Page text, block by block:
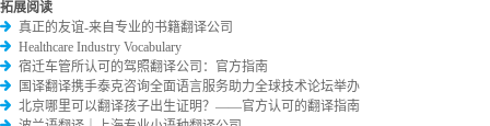
拓展阅读
真正的友谊-来自专业的书籍翻译公司
Healthcare Industry Vocabulary
宿迁车管所认可的驾照翻译公司：官方指南
国译翻译携手泰克咨询全面语言服务助力全球技术论坛举办
北京哪里可以翻译孩子出生证明？——官方认可的翻译指南